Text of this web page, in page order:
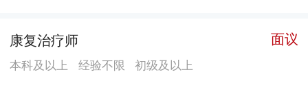
康复治疗师 面议
本科及以上 经验不限 初级及以上